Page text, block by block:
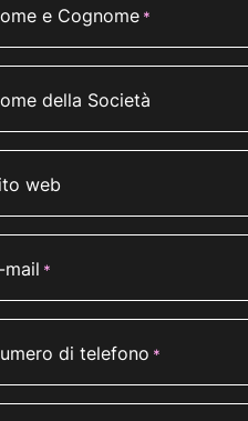
e Cognome *
della Società
web
mail *
di telefono *